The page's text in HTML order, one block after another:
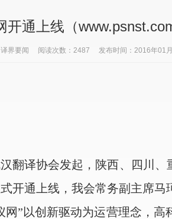
开通上线（
译界要闻 阅读次数：2487 发布时间：2016年01
翻译协会发起，陕西、四川、
开通上线，我会常务副主席马
”以创新驱动为运营理念，高